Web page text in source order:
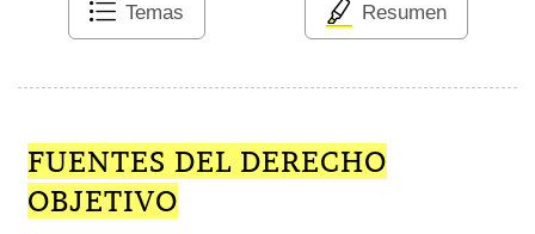
Temas Resumen
FUENTES DEL DERECHO
OBJETIVO